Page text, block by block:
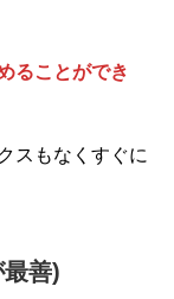
ることができ
スもなくすぐに
善)